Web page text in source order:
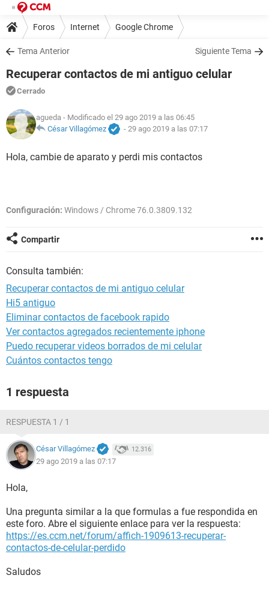
Foros Internet Google Chrome
Tema Anterior Siguiente Tema
Recuperar contactos de mi antiguo celular
Cerrado
agueda - Modificado el 29 ago 2019 a las 06:45
César Villagómez
- 29 ago 2019 a las 07:17
Hola, cambie de aparato y perdi mis contactos
Configuración: Windows / Chrome 76.0.3809.132
Compartir
Consulta también:
Recuperar contactos de mi antiguo celular
Hi5 antiguo
Eliminar contactos de facebook rapido
Ver contactos agregados recientemente iphone
Puedo recuperar videos borrados de mi celular
Cuántos contactos tengo
1 respuesta
RESPUESTA 1 / 1
César Villagómez 12.316
29 ago 2019 a las 07:17
Hola,
Una pregunta similar a la que formulas a fue respondida en
este foro. Abre el siguiente enlace para ver la respuesta:
https://es.ccm.net/forum/affich-1909613-recuperar-
contactos-de-celular-perdido
Saludos